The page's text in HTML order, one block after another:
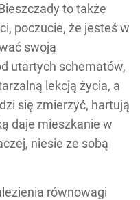
to także
poczucie, że jesteś w
swoją
utartych schematów,
lekcją życia, a
się zmierzyć, hartują
daje mieszkanie w
niesie ze sobą
równowagi